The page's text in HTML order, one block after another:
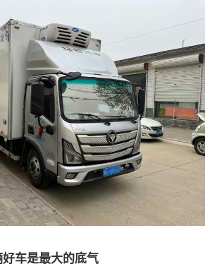
车是最大的底气